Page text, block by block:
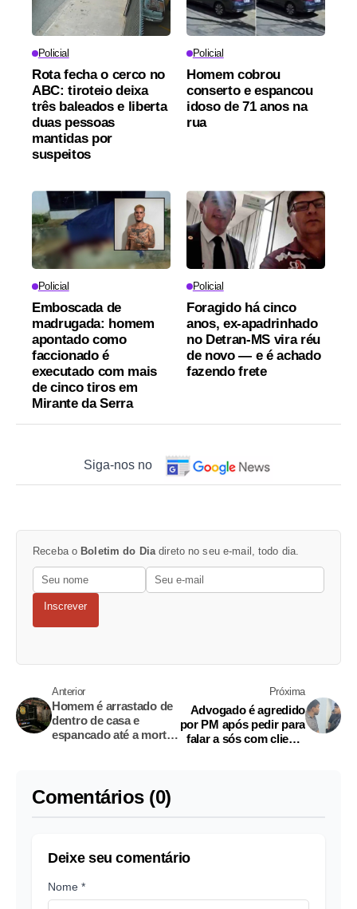
Policial
Rota fecha o cerco no
ABC: tiroteio deixa
três baleados e liberta
duas pessoas
mantidas por
suspeitos
Policial
Homem cobrou
conserto e espancou
idoso de 71 anos na
rua
Policial
Emboscada de
madrugada: homem
apontado como
faccionado é
executado com mais
de cinco tiros em
Mirante da Serra
Policial
Foragido há cinco
anos, ex-apadrinhado
no Detran-MS vira réu
de novo — e é achado
fazendo frete
Siga-nos no
Receba o Boletim do Dia direto no seu e-mail, todo dia.
Inscrever
Anterior
Homem é arrastado de
dentro de casa e
espancado até a morte
Próxima
Advogado é agredido
por PM após pedir para
falar a sós com cliente
Comentários (0)
Deixe seu comentário
Nome *